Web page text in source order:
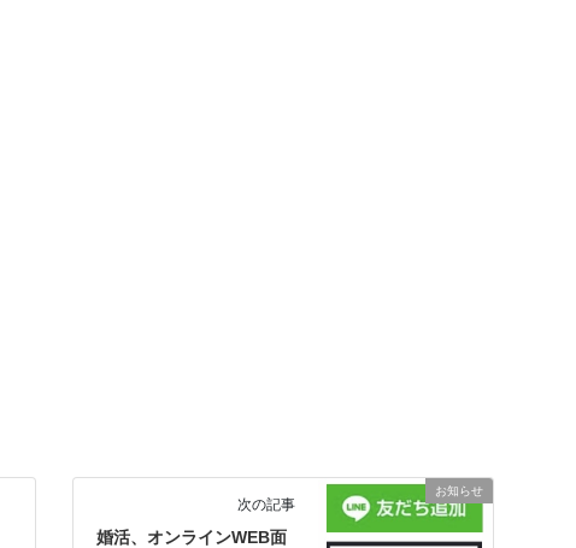
お知らせ
次の記事
婚活、オンラインWEB面